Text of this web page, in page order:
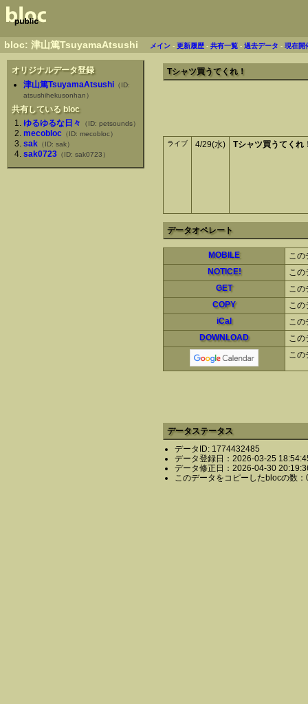
bloc: 津山篤TsuyamaAtsushi メイン -更新履歴 -共有一覧 -過去データ -現在開
オリジナルデータ登録
津山篤TsuyamaAtsushi（ID:
atsushihekusonhan）
共有している bloc
ゆるゆるな日々
（ID: petsounds）
mecobloc（ID: mecobloc）
sak（ID: sak）
sak0723（ID: sak0723）
Tシャツ買うてくれ！
ライブ 4/29(水) Tシャツ買うてくれ
データオペレート
MOBILE
この
NOTICE!
この
GET
この
COPY
この
iCal
この
DOWNLOAD
この
この
データステータス
データID: 1774432485
データ登録日：2026-03-25
データ修正日：2026-04-30
このデータをコピーしたblocの数：